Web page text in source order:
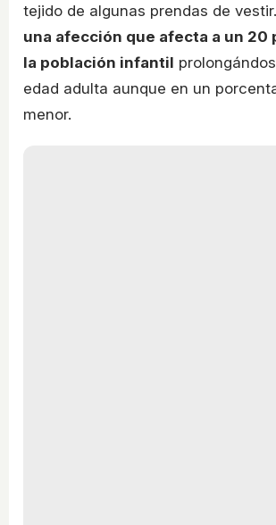
tejido de algunas prendas de vestir.
una afección que afecta a un 20
la población infantil
edad adulta aunque en un
menor.